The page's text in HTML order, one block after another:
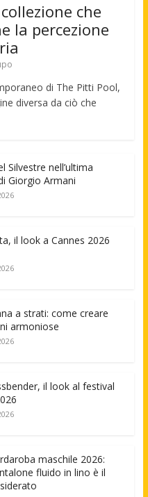
che
la percezione
di The Pitti Pool,
diversa da ciò che
Silvestre nell’ultima
Giorgio Armani
il look a Cannes 2026
a strati: come creare
armoniose
il look al festival
maschile 2026:
fluido in lino è il